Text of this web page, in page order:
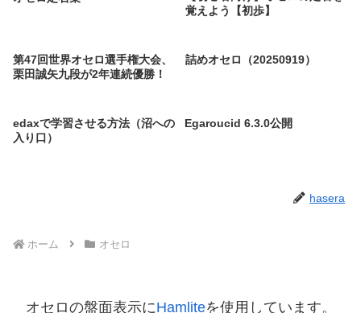
覚えよう【初歩】
第47回世界オセロ選手権大会、
栗田誠矢九段が2年連続優勝！
詰めオセロ（20250919）
edaxで学習させる方法（沼への
入り口）
Egaroucid 6.3.0公開
hasera
ホーム オセロ
オセロの盤面表示にHamliteを使用しています。